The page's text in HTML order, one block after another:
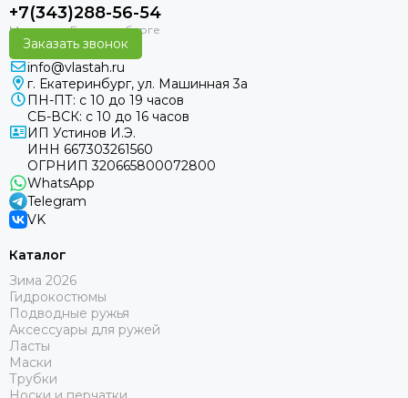
+7(343)288-56-54
Заказать звонок
info@vlastah.ru
г. Екатеринбург, ул. Машинная 3а
ПН-ПТ: с 10 до 19 часов
СБ-ВСК: с 10 до 16 часов
ИП Устинов И.Э.
ИНН 667303261560
ОГРНИП 320665800072800
WhatsApp
Telegram
VK
Каталог
Зима 2026
Гидрокостюмы
Подводные ружья
Аксессуары для ружей
Ласты
Маски
Трубки